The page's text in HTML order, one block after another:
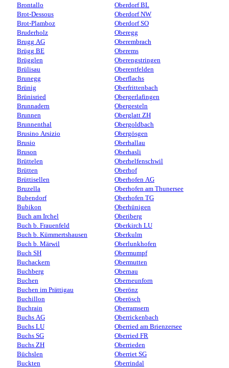
Brontallo
Brot-Dessous
Brot-Plamboz
Bruderholz
Brugg AG
Brügg BE
Brügglen
Brülisau
Brunegg
Brünig
Brünisried
Brunnadern
Brunnen
Brunnenthal
Brusino Arsizio
Brusio
Bruson
Brüttelen
Brütten
Brüttisellen
Bruzella
Bubendorf
Bubikon
Buch am Irchel
Buch b. Frauenfeld
Buch b. Kümmertshausen
Buch b. Märwil
Buch SH
Buchackern
Buchberg
Buchen
Buchen im Prättigau
Buchillon
Buchrain
Buchs AG
Buchs LU
Buchs SG
Buchs ZH
Büchslen
Buckten
Oberdorf BL
Oberdorf NW
Oberdorf SO
Oberegg
Oberembrach
Oberems
Oberengstringen
Oberentfelden
Oberflachs
Oberfrittenbach
Obergerlafingen
Obergesteln
Oberglatt ZH
Obergoldbach
Obergösgen
Oberhallau
Oberhasli
Oberhelfenschwil
Oberhof
Oberhofen AG
Oberhofen am Thunersee
Oberhofen TG
Oberhünigen
Oberiberg
Oberkirch LU
Oberkulm
Oberlunkhofen
Obermumpf
Obermutten
Obernau
Oberneunforn
Oberönz
Oberösch
Oberramsern
Oberrickenbach
Oberried am Brienzersee
Oberried FR
Oberrieden
Oberriet SG
Oberrindal